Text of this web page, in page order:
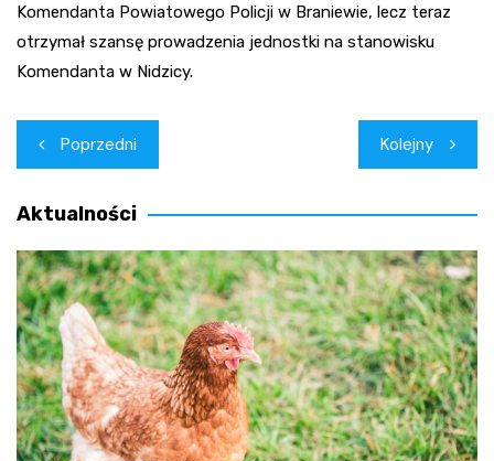
Komendanta Powiatowego Policji w Braniewie, lecz teraz
otrzymał szansę prowadzenia jednostki na stanowisku
Komendanta w Nidzicy.
Nawigacja
wpisu
Poprzedni Kolejny
Aktualności